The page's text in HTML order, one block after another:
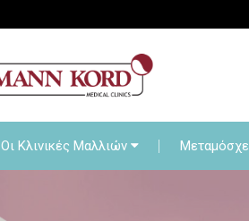
Οι Κλινικές Μαλλιών
Οι Κλινικές Μαλλιών